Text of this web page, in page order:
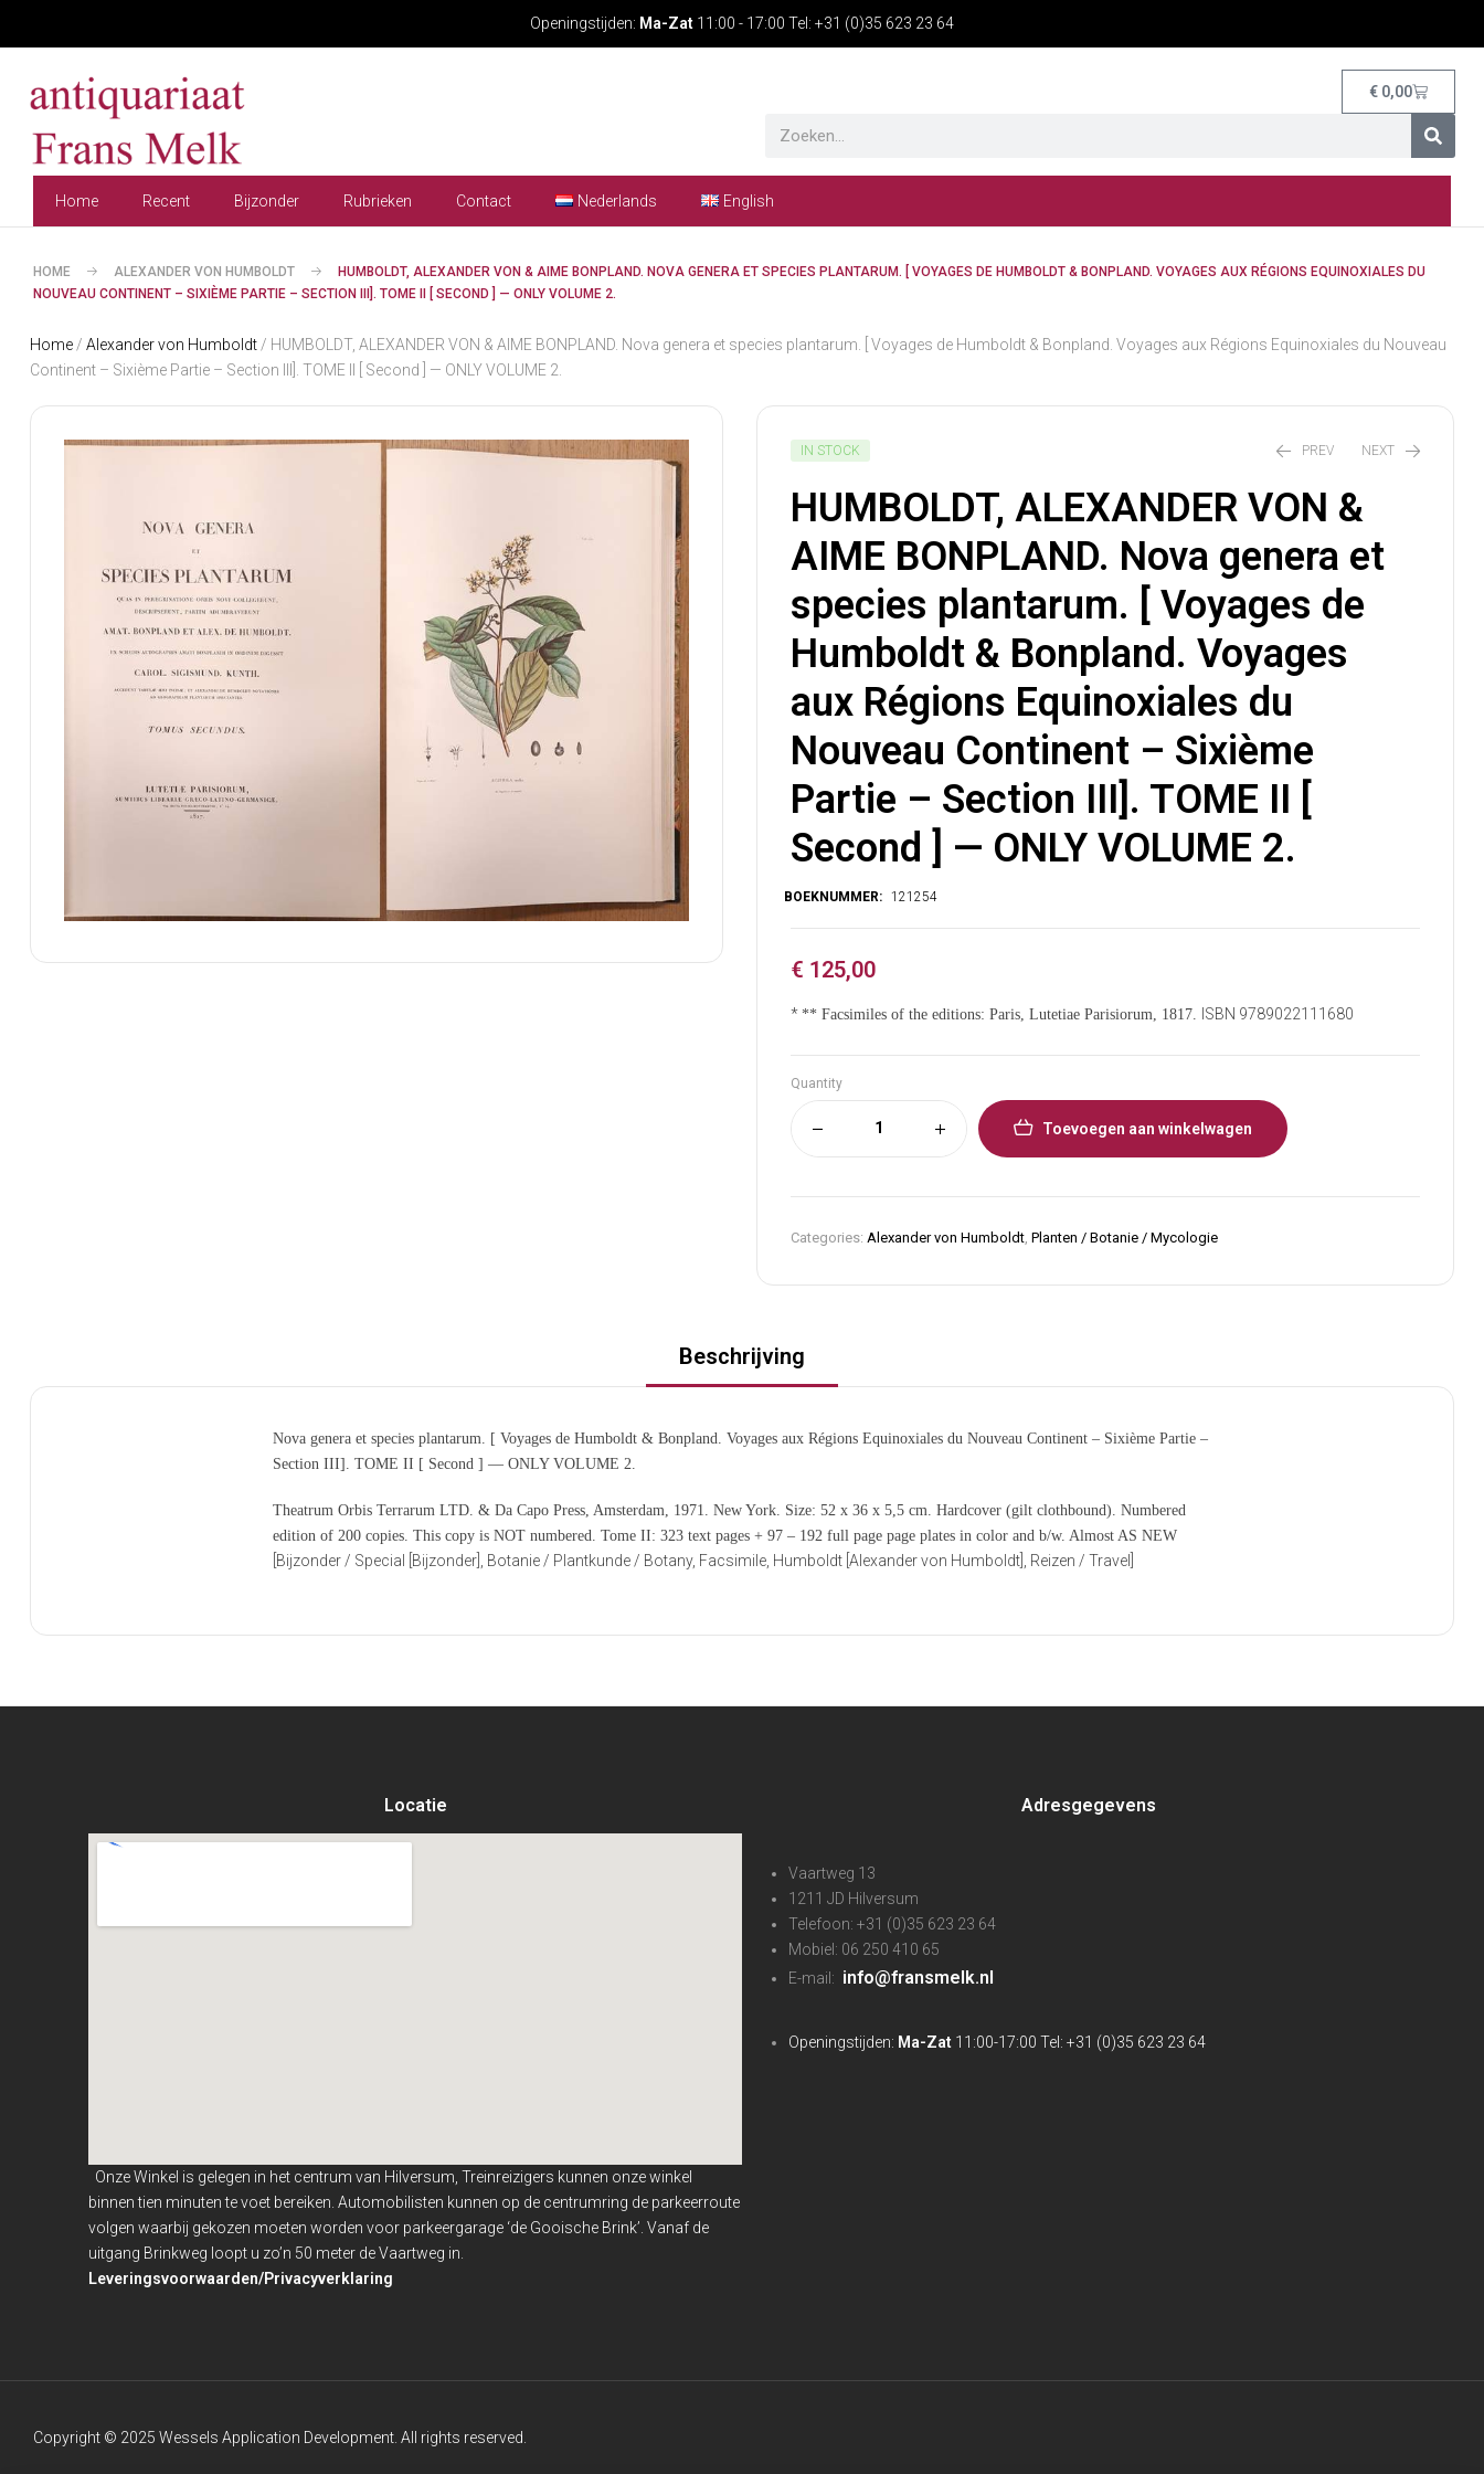
Openingstijden: Ma-Zat 11:00 - 17:00 Tel: +31 (0)35 623 23 64
€ 0,00
Home Recent Bijzonder Rubrieken Contact Nederlands English
HOME ALEXANDER VON HUMBOLDT
HUMBOLDT, ALEXANDER VON & AIME BONPLAND. NOVA GENERA ET SPECIES PLANTARUM. [ VOYAGES DE HUMBOLDT & BONPLAND. VOYAGES AUX RÉGIONS EQUINOXIALES DU
NOUVEAU CONTINENT – SIXIÈME PARTIE – SECTION III]. TOME II [ SECOND ] — ONLY VOLUME 2.
Home / Alexander von Humboldt / HUMBOLDT, ALEXANDER VON & AIME BONPLAND. Nova genera et species plantarum. [ Voyages de Humboldt & Bonpland. Voyages aux Régions Equinoxiales du Nouveau
Continent – Sixième Partie – Section III]. TOME II [ Second ] — ONLY VOLUME 2.
IN STOCK PREV
€22,00
NEXT
€25,00
HUMBOLDT, ALEXANDER VON &
AIME BONPLAND. Nova genera et
species plantarum. [ Voyages de
Humboldt & Bonpland. Voyages
aux Régions Equinoxiales du
Nouveau Continent – Sixième
Partie – Section III]. TOME II [
Second ] — ONLY VOLUME 2.
€ 125,00
* ** Facsimiles of the editions: Paris, Lutetiae Parisiorum, 1817. ISBN 9789022111680
Quantity
Toevoegen aan winkelwagen
Categories: Alexander von Humboldt, Planten / Botanie / Mycologie
Beschrijving
Nova genera et species plantarum. [ Voyages de Humboldt & Bonpland. Voyages aux Régions Equinoxiales du Nouveau Continent – Sixième Partie –
Section III]. TOME II [ Second ] — ONLY VOLUME 2.
Theatrum Orbis Terrarum LTD. & Da Capo Press, Amsterdam, 1971. New York. Size: 52 x 36 x 5,5 cm. Hardcover (gilt clothbound). Numbered
edition of 200 copies. This copy is NOT numbered. Tome II: 323 text pages + 97 – 192 full page page plates in color and b/w. Almost AS NEW
[Bijzonder / Special [Bijzonder], Botanie / Plantkunde / Botany, Facsimile, Humboldt [Alexander von Humboldt], Reizen / Travel]
Locatie
Onze Winkel is gelegen in het centrum van Hilversum, Treinreizigers kunnen onze winkel
binnentien minuten te voet bereiken. Automobilisten kunnen op de centrumring de parkeerroute
volgen waarbij gekozen moeten worden voor parkeergarage ‘de Gooische Brink’. Vanaf de
uitgang Brinkweg loopt u zo’n 50 meter de Vaartweg in.
Leveringsvoorwaarden/Privacyverklaring
Adresgegevens
Vaartweg 13
1211 JD Hilversum
Telefoon: +31 (0)35 623 23 64
Mobiel: 06 250 410 65
E-mail: info@fransmelk.nl
Openingstijden: Ma-Zat 11:00-17:00 Tel: +31 (0)35 623 23 64
Copyright © 2025 Wessels Application Development. All rights reserved.